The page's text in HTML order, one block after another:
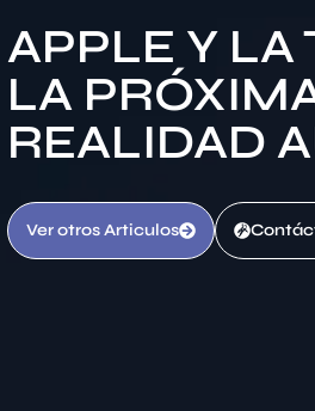
APPLE Y LA
LA
REALIDAD
Ver otros Articulos